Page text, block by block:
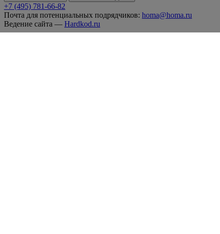
+7 (495) 781-66-82
Почта для потенциальных подрядчиков: homa@homa.ru
Ведение сайта — Hardkod.ru